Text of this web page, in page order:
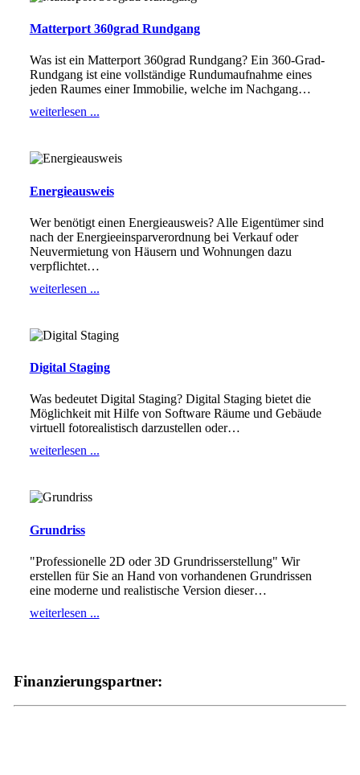
Matterport 360grad Rundgang
Was ist ein Matterport 360grad Rundgang? Ein 360-Grad-
Rundgang ist eine vollständige Rundumaufnahme eines
jeden Raumes einer Immobilie, welche im Nachgang…
weiterlesen ...
Energieausweis
Wer benötigt einen Energieausweis? Alle Eigentümer sind
nach der Energieeinsparverordnung bei Verkauf oder
Neuvermietung von Häusern und Wohnungen dazu
verpflichtet…
weiterlesen ...
Digital Staging
Was bedeutet Digital Staging? Digital Staging bietet die
Möglichkeit mit Hilfe von Software Räume und Gebäude
virtuell fotorealistisch darzustellen oder…
weiterlesen ...
Grundriss
"Professionelle 2D oder 3D Grundrisserstellung" Wir
erstellen für Sie an Hand von vorhandenen Grundrissen
eine moderne und realistische Version dieser…
weiterlesen ...
Finanzierungspartner: